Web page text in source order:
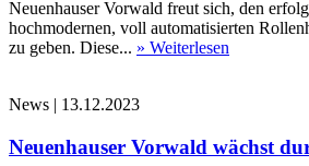
Neuenhauser Vorwald freut sich, den
hochmodernen, voll automatisierten
zu geben. Diese... » Weiterlesen
News | 13.12.2023
Neuenhauser Vorwald wächst